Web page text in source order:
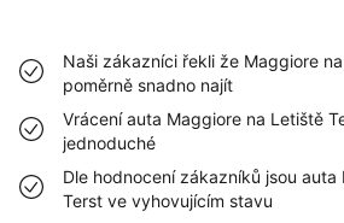
Naši zákazníci řekli že Maggiore
poměrně snadno najít
Vrácení auta Maggiore na Letiště
jednoduché
Dle hodnocení zákazníků jsou
Terst ve vyhovujícím stavu